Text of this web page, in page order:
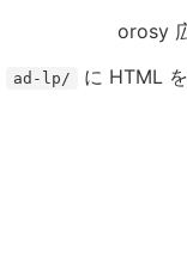
orosy
ad-lp/ に HTML